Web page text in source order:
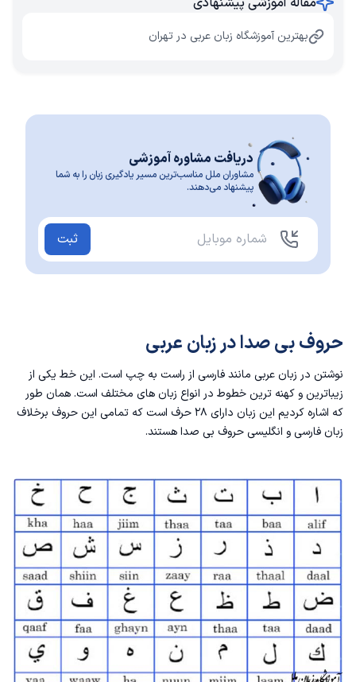
بهترین آموزشگاه زبان عربی در تهران
دریافت مشاوره آموزشی
مشاوران ملل مناسب‌ترین مسیر یادگیری زبان را به شما
پیشنهاد می‌دهند.
ثبت
حروف بی صدا در زبان عربی
نوشتن در زبان عربی مانند فارسی از راست به چپ است. این خط یکی از
زیباترین و کهنه ترین خطوط در انواع زبان های مختلف است. همان طور
که اشاره کردیم این زبان دارای ۲۸ حرف است که تمامی این حروف برخلاف
زبان فارسی و انگلیسی حروف بی صدا هستند.